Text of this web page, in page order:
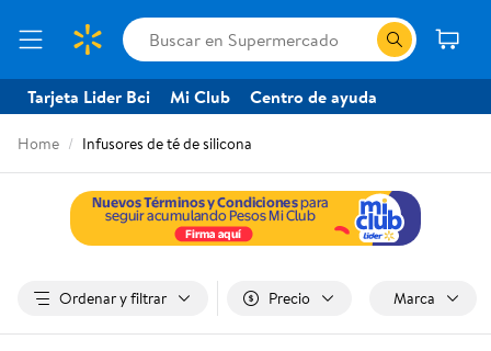
Tarjeta Lider Bci Mi Club Centro de ayuda
Home Infusores de té de silicona
Ordenar y filtrar Precio Marca